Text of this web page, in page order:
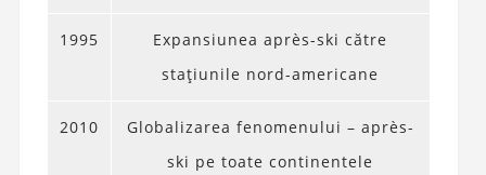
1995
Expansiunea après-ski către
stațiunile nord-americane
2010
Globalizarea fenomenului – après-
ski pe toate continentele